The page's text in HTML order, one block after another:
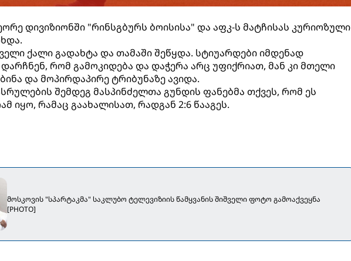
დივიზიონში "რინსგბურს ბოისისა" და აფკ-ს მატჩისას კურიოზული
ქალი გადახტა და თამაში შეწყდა. სტიუარდები იმდენად
რომ გამოკიდება და დაჭერა არც უფიქრიათ, მან კი მთელი
და მოპირდაპირე ტრიბუნაზე ავიდა.
შემდეგ მასპინძელთა გუნდის ფანებმა თქვეს, რომ ეს
იყო, რამაც გაახალისათ, რადგან 2:6 წააგეს.
მოსკოვის "სპარტაკმა" საკლუბო ტელევიზიის წამყვანის შიშველი ფოტო გამოაქვეყნა
[PHOTO]